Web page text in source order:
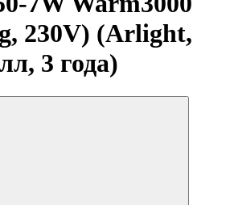
230V) (Arlight,
3 года)